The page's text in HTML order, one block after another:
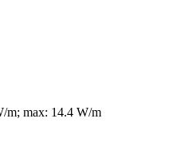
m; max: 14.4 W/m